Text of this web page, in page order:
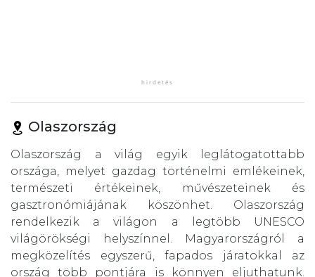
Olaszország
Olaszország a világ egyik leglátogatottabb
országa, melyet gazdag történelmi emlékeinek,
természeti értékeinek, művészeteinek és
gasztronómiájának köszönhet. Olaszország
rendelkezik a világon a legtöbb UNESCO
világörökségi helyszínnel. Magyarországról a
megközelítés egyszerű, fapados járatokkal az
ország több pontjára is könnyen eljuthatunk.